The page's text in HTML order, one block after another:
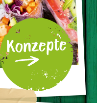
Konzepte